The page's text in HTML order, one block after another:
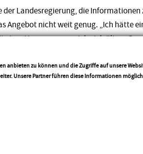
Landesregierung, die
Angebot nicht weit genug. „Ich hätte
einer Homepage erreiche ich ältere
kann ich mir auch eine Hitze-App
Hitzewellen sensibilisiert. Neben
auch kühlere Orte in seiner
anbieten zu können und die Zugriffe auf unsere
Unsere Partner führen diese Informationen